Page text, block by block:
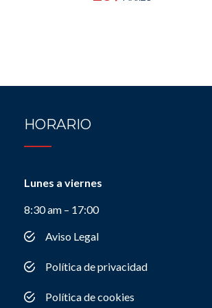
HORARIO
Lunes a viernes
8:30 am – 17:00
Aviso Legal
Política de privacidad
Política de cookies